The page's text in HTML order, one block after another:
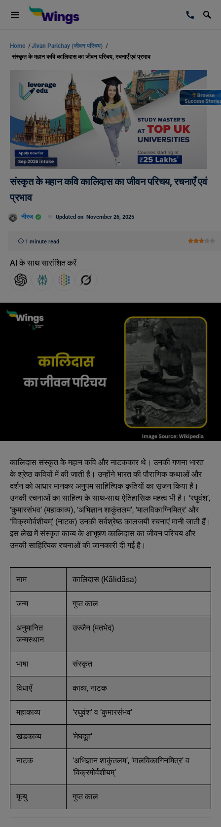
Home /Jivan Parichay (जीवन परिचय) /
संस्कृत के महान कवि कालिदास का जीवन परिचय, रचनाएँ एवं प्रभाव
संस्कृत के महान कवि कालिदास का जीवन परिचय, रचनाएँ एवं
प्रभाव
नीरज Updated on November 26, 2025
1 minute read
AI के साथ सारांशित करें
कालिदास संस्कृत के महान कवि और नाटककार थे। उनकी गणना भारत
के श्रेष्ठ कवियों में की जाती है। उन्होंने भारत की पौराणिक कथाओं और
दर्शन को आधार मानकर अनुपम साहित्यिक कृतियों का सृजन किया है।
उनकी रचनाओं का साहित्य के साथ-साथ ऐतिहासिक महत्व भी है। ‘रघुवंश’,
‘कुमारसंभव’ (महाकाव्य), ‘अभिज्ञान शाकुंतलम’, ‘मालविकाग्निमित्र’ और
‘विक्रमोर्वशीयम्’ (नाटक) उनकी सर्वश्रेष्ठ कालजयी रचनाएं मानी जाती हैं।
इस लेख में संस्कृत काव्य के आभूषण कालिदास का जीवन परिचय और
उनकी साहित्यिक रचनाओं की जानकारी दी गई है।
नाम कालिदास (Kālidāsa)
जन्म गुप्त काल
अनुमानित
जन्मस्थान
उज्जैन (मतभेद)
भाषा संस्कृत
विधाएँ काव्य, नाटक
महाकाव्य ‘रघुवंश’ व ‘कुमारसंभव’
खंडकाव्य ‘मेघदूत’
नाटक
‘अभिज्ञान शाकुंतलम’, ‘मालविकागिनमित्र’ व
‘विक्रमोर्वशीयम्’
मृत्यु गुप्त काल